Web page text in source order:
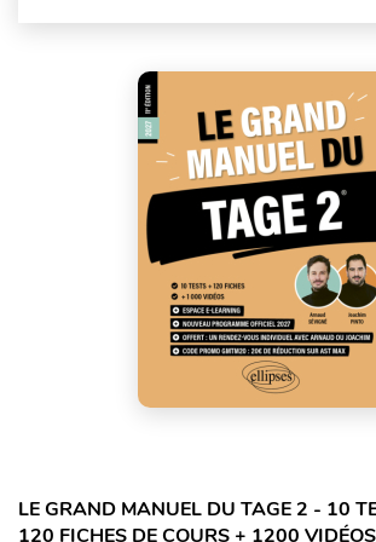
LE GRAND MANUEL DU TAGE 2 - 10
120 FICHES DE COURS + 1200